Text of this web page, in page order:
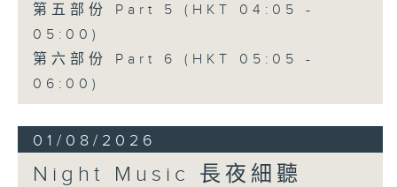
第五部份 Part 5 (HKT 04:05 -
05:00)
第六部份 Part 6 (HKT 05:05 -
06:00)
01/08/2026
Night Music 長夜細聽